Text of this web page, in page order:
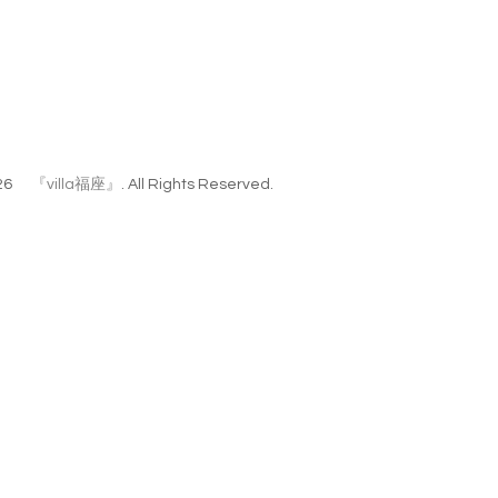
『villa福座』 . All Rights Reserved.